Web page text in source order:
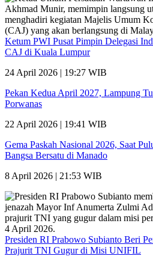
Ketum PWI Pusat Pimpin Delegasi
CAJ di Kuala Lumpur
24 April 2026 | 19:27 WIB
Pekan Kedua April 2027, Lampung
Porwanas
22 April 2026 | 19:41 WIB
Gema Paskah Nasional 2026, Saat
Bangsa Bersatu di Manado
8 April 2026 | 21:53 WIB
Presiden RI Prabowo Subianto Beri
Prajurit TNI Gugur di Misi UNIFIL